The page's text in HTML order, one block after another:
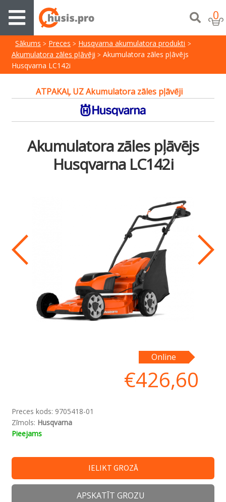
0
Sākums Preces
Husqvarna akumulatora produkti
Akumulatora zāles pļāvēji
Akumulatora zāles pļāvējs
Husqvarna LC142i
ATPAKAĻ UZ Akumulatora zāles pļāvēji
Akumulatora zāles pļāvējs
Husqvarna LC142i
Online
€426,60
Preces kods: 9705418-01
Zīmols: Husqvarna
Pieejams
IELIKT GROZĀ
APSKATĪT GROZU